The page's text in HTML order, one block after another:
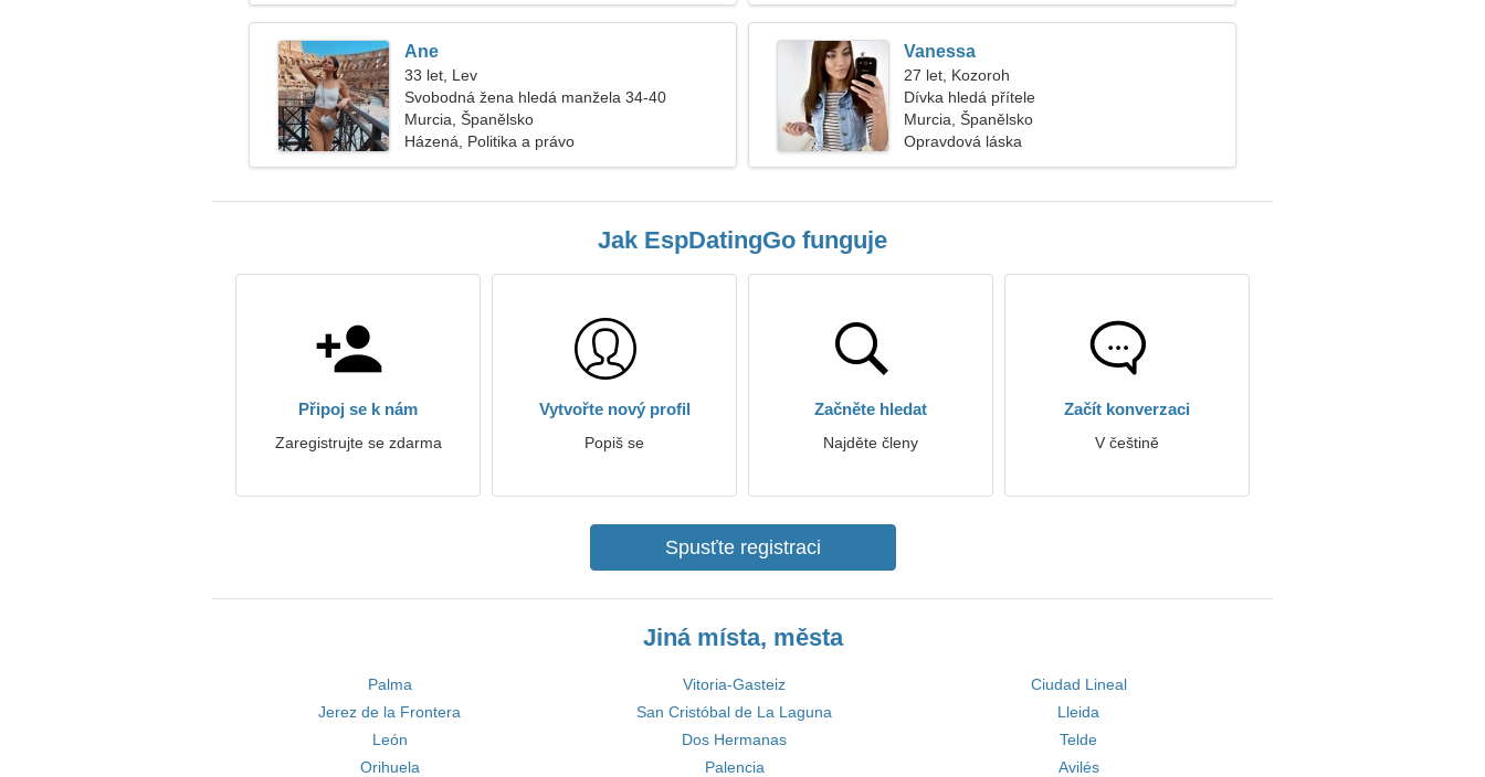
Ane
33 let, Lev
Svobodná žena hledá manžela 34-40
Murcia, Španělsko
Házená, Politika a právo
Vanessa
27 let, Kozoroh
Dívka hledá přítele
Murcia, Španělsko
Opravdová láska
Jak EspDatingGo funguje
Připoj se k nám
Zaregistrujte se zdarma
Vytvořte nový profil
Popiš se
Začněte hledat
Najděte členy
Začít konverzaci
V češtině
Spusťte registraci
Jiná místa, města
Palma Vitoria-Gasteiz
Ciudad Lineal
Jerez de la Frontera
San Cristóbal de La Laguna
Lleida
León
Dos Hermanas
Telde
Orihuela
Palencia Avilés